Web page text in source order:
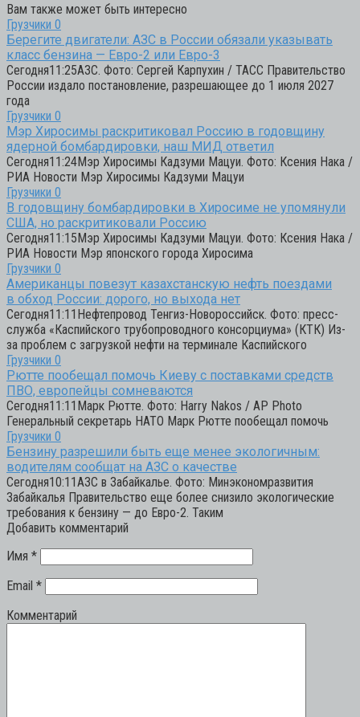
Вам также может быть интересно
Грузчики 0
Берегите двигатели: АЗС в России обязали указывать
класс бензина — Евро-2 или Евро-3
Сегодня11:25АЗС. Фото: Сергей Карпухин / ТАСС Правительство
России издало постановление, разрешающее до 1 июля 2027
года
Грузчики 0
Мэр Хиросимы раскритиковал Россию в годовщину
ядерной бомбардировки, наш МИД ответил
Сегодня11:24Мэр Хиросимы Кадзуми Мацуи. Фото: Ксения Нака /
РИА Новости Мэр Хиросимы Кадзуми Мацуи
Грузчики 0
В годовщину бомбардировки в Хиросиме не упомянули
США, но раскритиковали Россию
Сегодня11:15Мэр Хиросимы Кадзуми Мацуи. Фото: Ксения Нака /
РИА Новости Мэр японского города Хиросима
Грузчики 0
Американцы повезут казахстанскую нефть поездами
в обход России: дорого, но выхода нет
Сегодня11:11Нефтепровод Тенгиз-Новороссийск. Фото: пресс-
служба «Каспийского трубопроводного консорциума» (КТК) Из-
за проблем с загрузкой нефти на терминале Каспийского
Грузчики 0
Рютте пообещал помочь Киеву с поставками средств
ПВО, европейцы сомневаются
Сегодня11:11Марк Рютте. Фото: Harry Nakos / AP Photo
Генеральный секретарь НАТО Марк Рютте пообещал помочь
Грузчики 0
Бензину разрешили быть еще менее экологичным:
водителям сообщат на АЗС о качестве
Сегодня10:11АЗС в Забайкалье. Фото: Минэкономразвития
Забайкалья Правительство еще более снизило экологические
требования к бензину — до Евро-2. Таким
Добавить комментарий
Имя *
Email *
Комментарий